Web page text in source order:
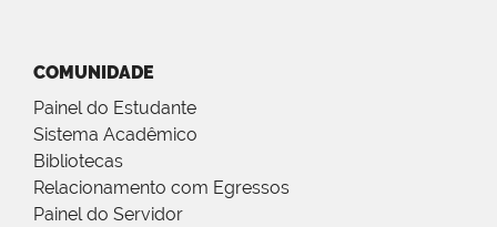
COMUNIDADE
Painel do Estudante
Sistema Acadêmico
Bibliotecas
Relacionamento com Egressos
Painel do Servidor